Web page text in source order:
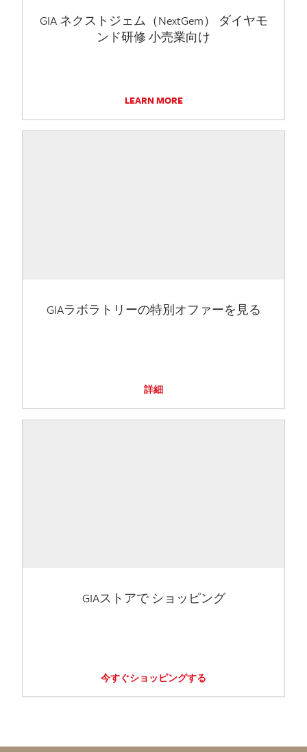
GIA ネクストジェム（NextGem） ダイヤモ
ンド研修 小売業向け
LEARN MORE
GIAラボラトリーの特別オファーを見る
詳細
GIAストアで ショッピング
今すぐショッピングする